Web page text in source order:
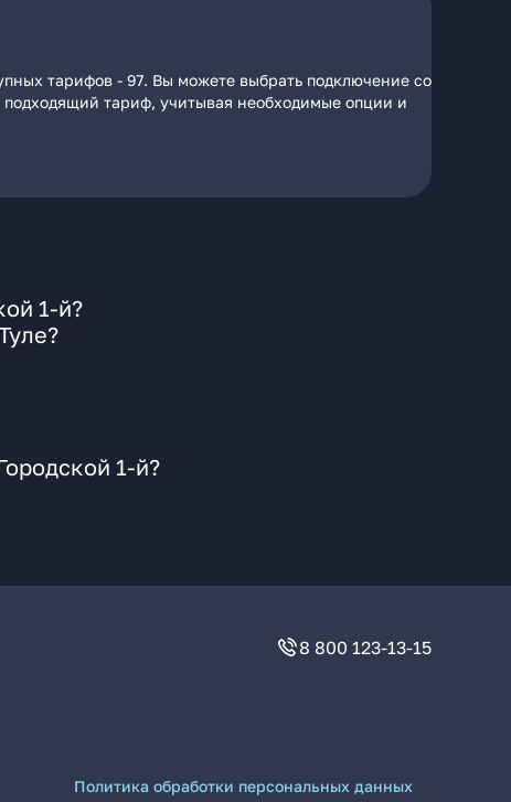
тарифов - 97. Вы можете выбрать подключение со
тариф, учитывая необходимые опции и
1-й?
1-й?
8 800 123-13-15
Политика обработки персональных данных